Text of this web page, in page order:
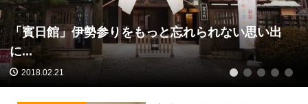
「賓日館」伊勢参りをもっと忘れられない思い出
に...
2018.02.21 1 2 3 4 5